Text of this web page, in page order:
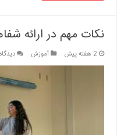
نکات مهم در ارائه
2 هفته پیش آموزش